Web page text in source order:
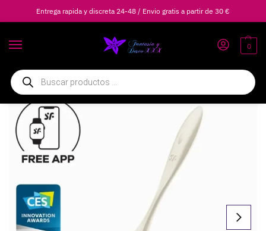
Entrega rapida y discreta 24-48 / Envio gratis a partir de 30 €
0
Inicio Vibradores / Vibradores Clásicos